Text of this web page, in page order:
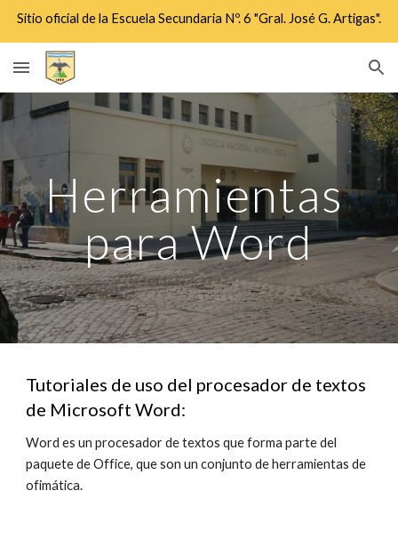
Sitio oficial de la Escuela Secundaria Nº. 6 "Gral. José G. Artigas".
Herramientas
para Word
Tutoriales de uso del procesador de textos
de Microsoft Word:
Word es un procesador de textos que forma parte del
paquete de Office, que son un conjunto de herramientas de
ofimática.